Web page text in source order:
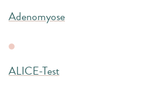
Adenomyose
ALICE-Test